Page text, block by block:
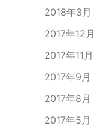
2018年3月
2017年12月
2017年11月
2017年9月
2017年8月
2017年5月